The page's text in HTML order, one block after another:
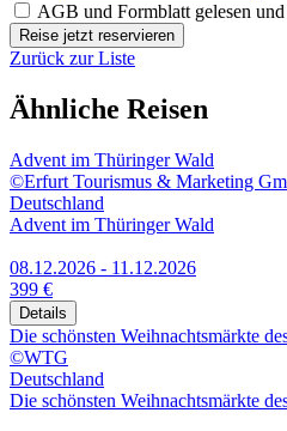
AGB und Formblatt gelesen
Reise jetzt reservieren
Zurück zur Liste
Ähnliche Reisen
Advent im Thüringer Wald
©Erfurt Tourismus & Marketing
Deutschland
Advent im Thüringer Wald
08.12.2026 - 11.12.2026
399 €
Details
Die schönsten Weihnachtsmärkte
©WTG
Deutschland
Die schönsten Weihnachtsmärkte